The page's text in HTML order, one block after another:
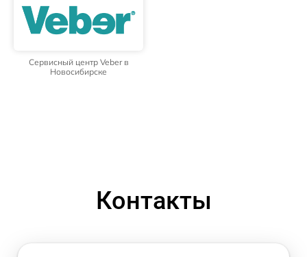
Сервисный центр Veber в
Новосибирске
Контакты